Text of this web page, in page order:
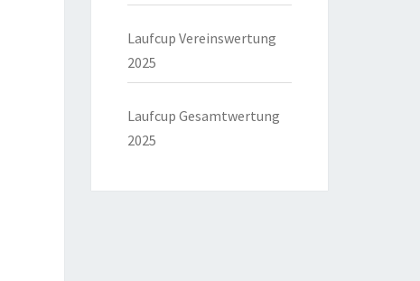
Laufcup Vereinswertung
2025
Laufcup Gesamtwertung
2025